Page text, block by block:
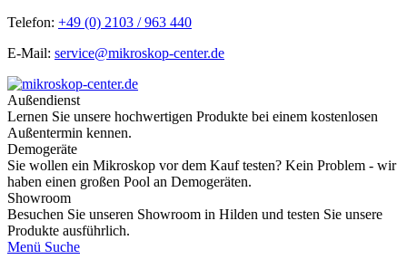
Telefon: +49 (0) 2103 / 963 440
E-Mail: service@mikroskop-center.de
Außendienst
Lernen Sie unsere hochwertigen Produkte bei einem kostenlosen
Außentermin kennen.
Demogeräte
Sie wollen ein Mikroskop vor dem Kauf testen? Kein Problem - wir
haben einen großen Pool an Demogeräten.
Showroom
Besuchen Sie unseren Showroom in Hilden und testen Sie unsere
Produkte ausführlich.
Menü Suche